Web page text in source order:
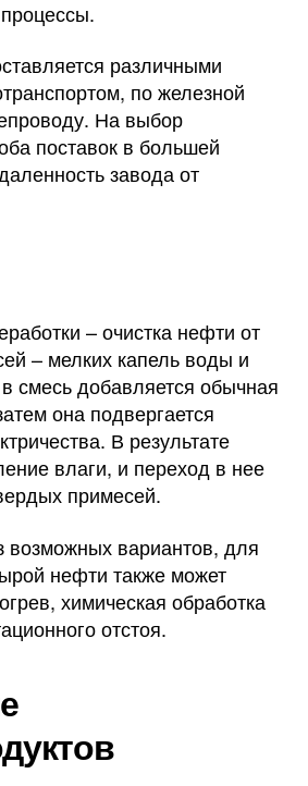
различными
по железной
На выбор
поставок в большей
завода от
– очистка нефти от
– мелких капель воды и
смесь добавляется обычная
она подвергается
В результате
влаги, и переход в нее
примесей.
возможных вариантов, для
нефти также может
химическая обработка
отстоя.